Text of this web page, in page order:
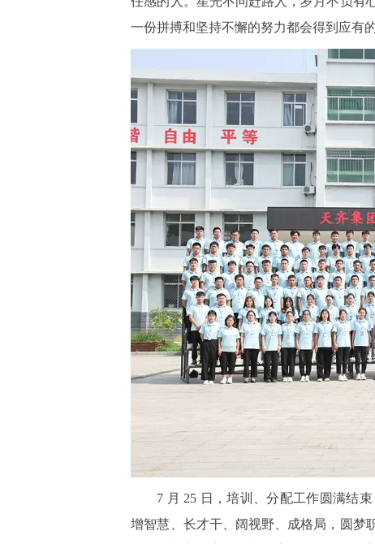
一份拼搏和坚持不懈的努力都会得到应有的
7 月 25 日，培训、分配工作圆满结
增智慧、长才干、阔视野、成格局，圆梦